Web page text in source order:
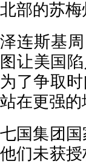
北部的苏
泽连斯基
图让美国
为了争取
站在更强的
七国集团
他们未获